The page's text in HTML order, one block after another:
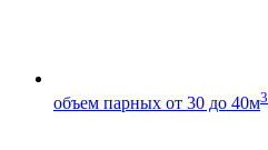
объем парных от 30 до 40м3